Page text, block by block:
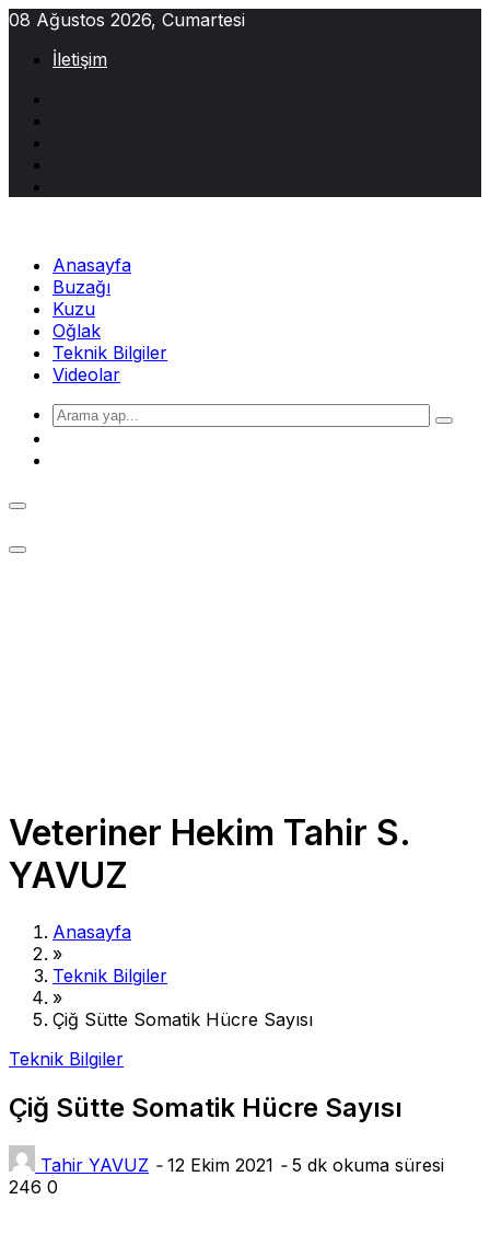
Skip
content
08 Ağustos 2026, Cumartesi
İletişim
Anasayfa
Buzağı
Kuzu
Oğlak
Teknik Bilgiler
Videolar
Veteriner Hekim Tahir S.
YAVUZ
Anasayfa
»
Teknik Bilgiler
»
Çiğ Sütte Somatik Hücre Sayısı
Teknik Bilgiler
Çiğ Sütte Somatik Hücre Sayısı
Tahir YAVUZ - 12 Ekim 2021 -5 dk okuma süresi
246 0